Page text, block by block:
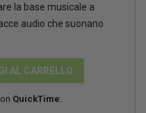
la base musicale a
audio che suonano
AL CARRELLO
QuickTime.